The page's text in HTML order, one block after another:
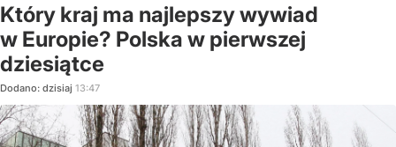
Który kraj ma najlepszy wywiad
w Europie? Polska w pierwszej
dziesiątce
Dodano: dzisiaj 13:47